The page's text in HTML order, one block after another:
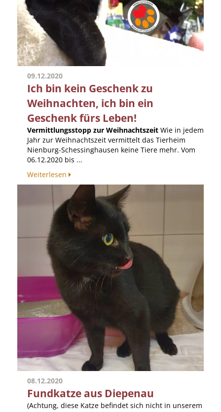
09.12.2020
Ich bin kein Geschenk zu
Weihnachten, ich bin ein
Geschenk fürs Leben!
Vermittlungsstopp zur Weihnachtszeit Wie in jedem
Jahr zur Weihnachtszeit vermittelt das Tierheim
Nienburg-Schessinghausen keine Tiere mehr. Vom
06.12.2020 bis ...
Weiterlesen
08.12.2020
Fundkatze aus Diepenau
(Achtung, diese Katze befindet sich nicht in unserem